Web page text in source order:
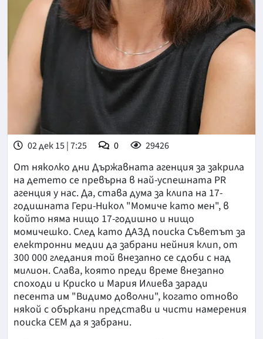
02 дек 15 | 7:25 0 29426
От няколко дни Държавната агенция за закрила
на детето се превърна в най-успешната PR
агенция у нас. Да, става дума за клипа на 17-
годишната Гери-Никол "Момиче като мен", в
който няма нищо 17-годишно и нищо
момичешко. След като ДАЗД поиска Съветът за
електронни медии да забрани нейния клип, от
300 000 гледания той внезапно се сдоби с над
милион. Слава, която преди време внезапно
споходи и Криско и Мария Илиева заради
песента им "Видимо доволни", когато отново
някой с объркани представи и чисти намерения
поиска СЕМ да я забрани.